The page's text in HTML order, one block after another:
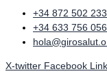
+34 872 502 233
+34 633 756 056
X-twitter Facebook